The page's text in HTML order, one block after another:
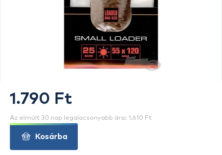
1.790 Ft
Az elmúlt 30 nap legalacsonyabb ára: 1.610 Ft
Kosárba